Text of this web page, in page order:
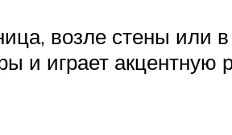
возле стены
и играет